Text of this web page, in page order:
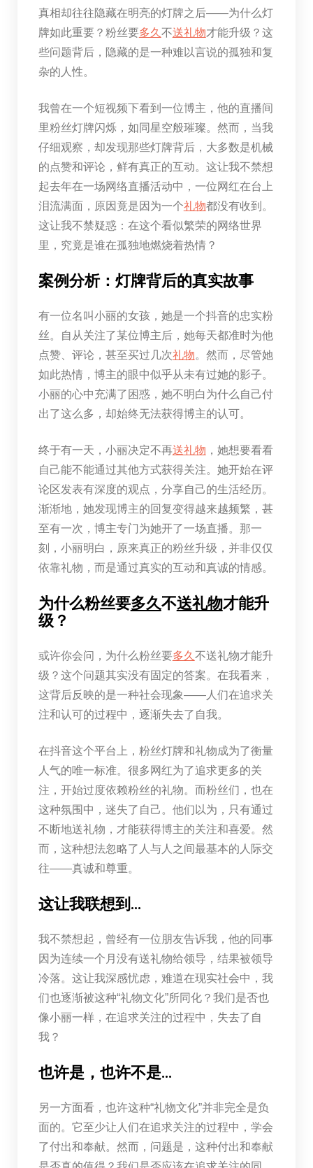
真相却往往隐藏在明亮的灯牌之后——为什么灯
牌如此重要？粉丝要多久 不送礼物才能升级？这
些问题背后，隐藏的是一种难以言说的孤独和复
杂的人性。
我曾在一个短视频下看到一位博主，他的直播间
里粉丝灯牌闪烁，如同星空般璀璨。然而，当我
仔细观察，却发现那些灯牌背后，大多数是机械
的点赞和评论，鲜有真正的互动。这让我不禁想
起去年在一场网络直播活动中，一位网红在台上
泪流满面，原因竟是因为一个礼物都没有收到。
这让我不禁疑惑：在这个看似繁荣的网络世界
里，究竟是谁在孤独地燃烧着热情？
案例分析：灯牌背后的真实故事
有一位名叫小丽的女孩，她是一个抖音的忠实粉
丝。自从关注了某位博主后，她每天都准时为他
点赞、评论，甚至买过几次礼物。然而，尽管她
如此热情，博主的眼中似乎从未有过她的影子。
小丽的心中充满了困惑，她不明白为什么自己付
出了这么多，却始终无法获得博主的认可。
终于有一天，小丽决定不再送礼物 ，她想要看看
自己能不能通过其他方式获得关注。她开始在评
论区发表有深度的观点，分享自己的生活经历。
渐渐地，她发现博主的回复变得越来越频繁，甚
至有一次，博主专门为她开了一场直播。那一
刻，小丽明白，原来真正的粉丝升级，并非仅仅
依靠礼物，而是通过真实的互动和真诚的情感。
为什么粉丝要多久不送礼物才能升
级？
或许你会问，为什么粉丝要多久 不送礼物才能升
级？这个问题其实没有固定的答案。在我看来，
这背后反映的是一种社会现象——人们在追求关
注和认可的过程中，逐渐失去了自我。
在抖音这个平台上，粉丝灯牌和礼物成为了衡量
人气的唯一标准。很多网红为了追求更多的关
注，开始过度依赖粉丝的礼物。而粉丝们，也在
这种氛围中，迷失了自己。他们以为，只有通过
不断地送礼物，才能获得博主的关注和喜爱。然
而，这种想法忽略了人与人之间最基本的人际交
往——真诚和尊重。
这让我联想到…
我不禁想起，曾经有一位朋友告诉我，他的同事
因为连续一个月没有送礼物给领导，结果被领导
冷落。这让我深感忧虑，难道在现实社会中，我
们也逐渐被这种“礼物文化”所同化？我们是否也
像小丽一样，在追求关注的过程中，失去了自
我？
也许是，也许不是…
另一方面看，也许这种“礼物文化”并非完全是负
面的。它至少让人们在追求关注的过程中，学会
了付出和奉献。然而，问题是，这种付出和奉献